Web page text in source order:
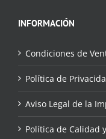
INFORMACIÓN
Condiciones de
Política de
Aviso Legal de la
Política de Calidad